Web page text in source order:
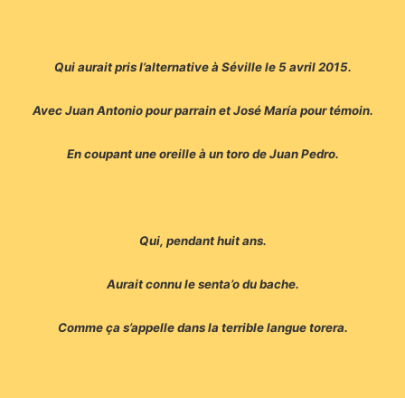
Qui aurait pris l’alternative à Séville le 5 avril 2015.
Avec Juan Antonio pour parrain et José María pour témoin.
En coupant une oreille à un toro de Juan Pedro.
Qui, pendant huit ans.
Aurait connu le senta’o du bache.
Comme ça s’appelle dans la terrible langue torera.